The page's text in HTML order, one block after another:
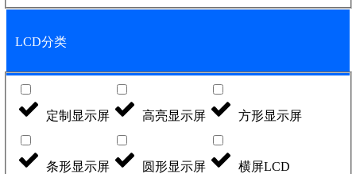
LCD分类
定制显示屏 高亮显示屏 方形显示屏
条形显示屏 圆形显示屏 横屏LCD